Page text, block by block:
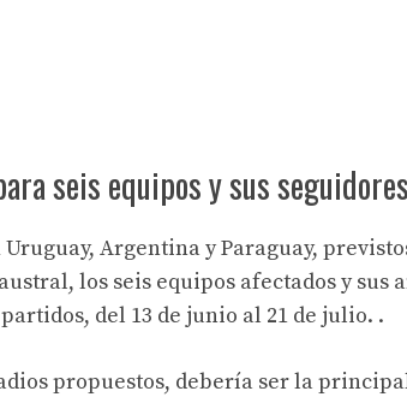
seis equipos y sus seguidores
Argentina y Paraguay,
los seis equipos afectados y sus
del 13 de junio al 21 de julio. .
propuestos, debería ser la